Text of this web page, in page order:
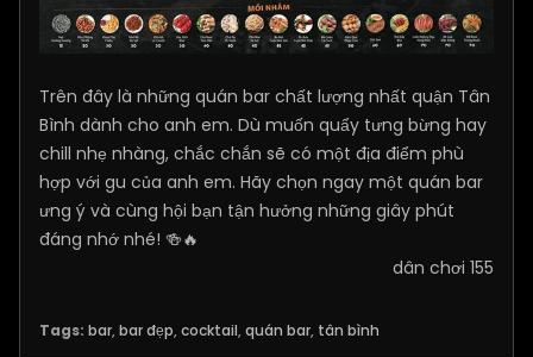
Trên đây là những quán bar chất lượng nhất quận Tân
Bình dành cho anh em. Dù muốn quẩy tưng bừng hay
chill nhẹ nhàng, chắc chắn sẽ có một địa điểm phù
hợp với gu của anh em. Hãy chọn ngay một quán bar
ưng ý và cùng hội bạn tận hưởng những giây phút
đáng nhớ nhé! 🍻🔥
dân chơi 155
Tags: bar, bar đẹp, cocktail, quán bar, tân bình